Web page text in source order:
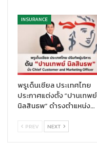
Round Table (MDRT) ซึ่ง
จำหน่ายมืออาชีพระดับโลกก
GEN First Protect)เพื่อส่งเ
ความคุ้มครองสุขภาพ รวมถึ
พัฒนากิจกรรมเพื่อเสริมสร้า
Systematic Activity
การตลาดตลอดทั้งปีเพื่อเป็น
กิจกรรม Mini-Convention
Annual Convention ประเ
กันนี้ยังได้จัดงานแสดงความ
พิชิตคุณวุฒิ MDRT ได้สำเร็จ
INSURANCE
พรูเด็นเชียล ประเทศไทย
ประกาศแต่งตั้ง “ปานเทพย์
นิลสินธพ” ดำรงตำแหน่ง…
PREV NEXT